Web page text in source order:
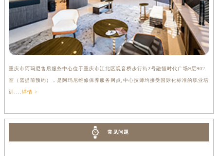
重庆市阿玛尼售后服务中心位于重庆市江北区观音桥步行街2号融恒时代广场9层902
室（需提前预约），是阿玛尼维修保养服务网点,中心技师均接受国际化标准的职业培
训.... 详情 >
常见问题